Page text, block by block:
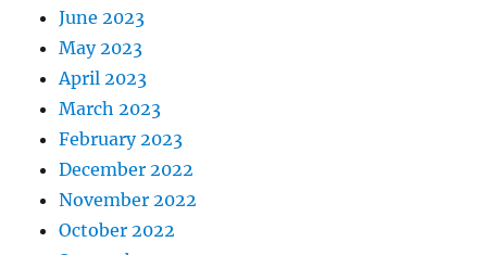
June 2023
May 2023
April 2023
March 2023
February 2023
December 2022
November 2022
October 2022